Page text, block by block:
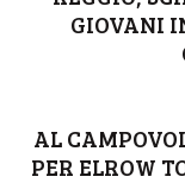
GIOVANI
AL
PER ELROW